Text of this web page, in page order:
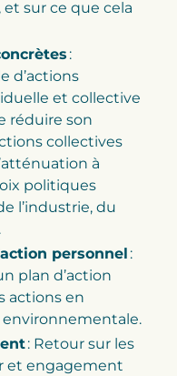
et sur ce que cela
:
d’actions
et collective
réduire son
collectives
à
politiques
l’industrie, du
personnel :
plan d’action
actions en
: Retour sur les
et engagement